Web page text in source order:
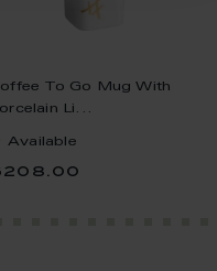
To Go Mug With
Li...
Available